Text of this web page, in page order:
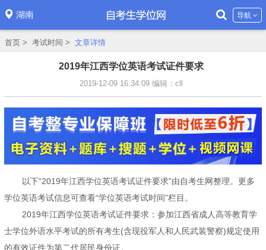
湖南 导航
首页 > 考试时间 > 文章详情
2019年江西学位英语考试证件要求
2019-12-09 16:34:09 编辑：cll
以下“2019年江西学位英语考试证件要求”由自考生网整理。更多
学位英语考试信息可查看“学位英语考试时间”栏目。
2019年江西学位英语考试证件要求：参加江西省成人高等教育学
士学位外语水平考试的所有考生(含现役军人和人民武装警察)规定使用
的有效证件为第二代居民身份证。